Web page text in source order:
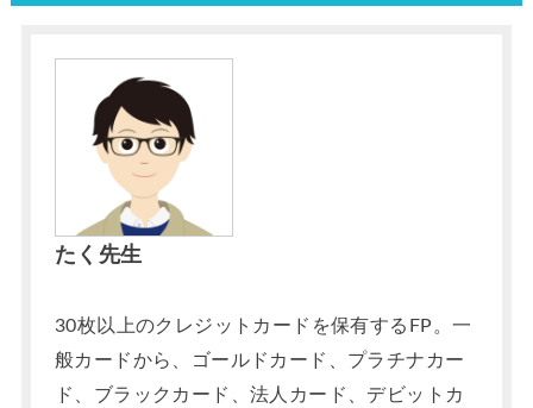
たく先生
30枚以上のクレジットカードを保有するFP。一
般カードから、ゴールドカード、プラチナカー
ド、ブラックカード、法人カード、デビットカ